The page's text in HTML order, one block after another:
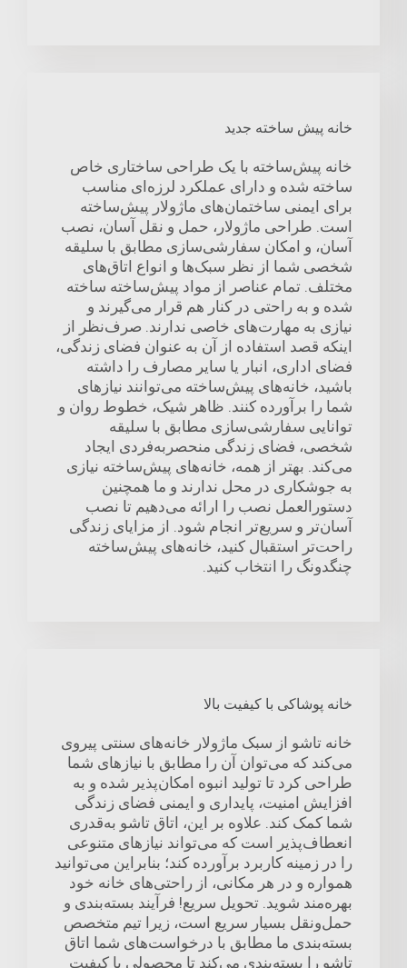
خانه پیش ساخته جدید
خانه پیش‌ساخته با یک طراحی ساختاری خاص
ساخته شده و دارای عملکرد لرزه‌ای مناسب
برای ایمنی ساختمان‌های ماژولار پیش‌ساخته
است. طراحی ماژولار، حمل و نقل آسان، نصب
آسان، و امکان سفارشی‌سازی مطابق با سلیقه
شخصی شما از نظر سبک‌ها و انواع اتاق‌های
مختلف. تمام عناصر از مواد پیش‌ساخته ساخته
شده و به راحتی در کنار هم قرار می‌گیرند و
نیازی به مهارت‌های خاصی ندارند. صرف‌نظر از
اینکه قصد استفاده از آن به عنوان فضای زندگی،
فضای اداری، انبار یا سایر مصارف را داشته
باشید، خانه‌های پیش‌ساخته می‌توانند نیازهای
شما را برآورده کنند. ظاهر شیک، خطوط روان و
توانایی سفارشی‌سازی مطابق با سلیقه
شخصی، فضای زندگی منحصربه‌فردی ایجاد
می‌کند. بهتر از همه، خانه‌های پیش‌ساخته نیازی
به جوشکاری در محل ندارند و ما همچنین
دستورالعمل نصب را ارائه می‌دهیم تا نصب
آسان‌تر و سریع‌تر انجام شود. از مزایای زندگی
راحت‌تر استقبال کنید، خانه‌های پیش‌ساخته
چنگدونگ را انتخاب کنید.
خانه پوشاکی با کیفیت بالا
خانه تاشو از سبک ماژولار خانه‌های سنتی پیروی
می‌کند که می‌توان آن را مطابق با نیازهای شما
طراحی کرد تا تولید انبوه امکان‌پذیر شده و به
افزایش امنیت، پایداری و ایمنی فضای زندگی
شما کمک کند. علاوه بر این، اتاق تاشو به‌قدری
انعطاف‌پذیر است که می‌تواند نیازهای متنوعی
را در زمینه کاربرد برآورده کند؛ بنابراین می‌توانید
همواره و در هر مکانی، از راحتی‌های خانه خود
بهره‌مند شوید. تحویل سریع! فرآیند بسته‌بندی و
حمل‌ونقل بسیار سریع است، زیرا تیم متخصص
بسته‌بندی ما مطابق با درخواست‌های شما اتاق
تاشو را بسته‌بندی می‌کند تا محصولی با کیفیت